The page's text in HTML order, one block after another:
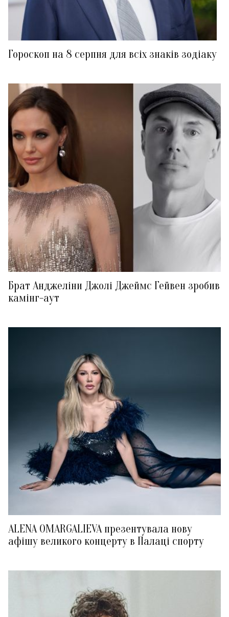
Гороскоп на 8 серпня для всіх знаків зодіаку
Брат Анджеліни Джолі Джеймс Гейвен зробив
камінг-аут
ALENA OMARGALIEVA презентувала нову
афішу великого концерту в Палаці спорту